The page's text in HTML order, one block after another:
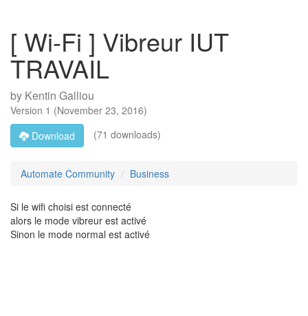
[ Wi-Fi ] Vibreur IUT
TRAVAIL
by Kentin Galliou
Version 1 (November 23, 2016)
Download
(71 downloads)
Automate Community Business
Si le wifi choisi est connecté
alors le mode vibreur est activé
Sinon le mode normal est activé